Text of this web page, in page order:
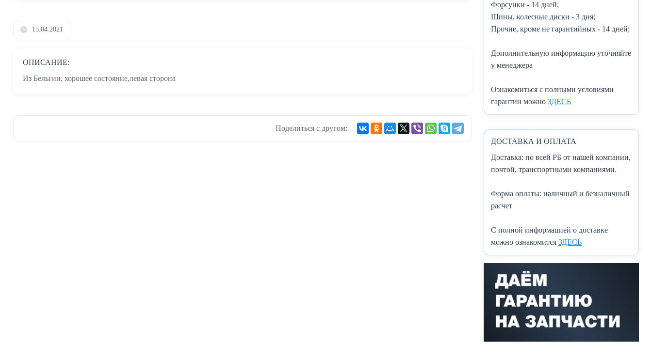
15.04.2021
ОПИСАНИЕ:
Из Бельгии, хорошее состояние,левая сторона
Поделиться с другом:
Форсунки - 14 дней;
Шины, колесные диски - 3 дня;
Прочие, кроме не гарантийных - 14 дней;
Дополнительную информацию уточняйте
у менеджера
Ознакомиться с полными условиями
гарантии можно ЗДЕСЬ
ДОСТАВКА И ОПЛАТА
Доставка: по всей РБ от нашей компании,
почтой, транспортными компаниями.
Форма оплаты: наличный и безналичный
расчет
C полной информацией о доставке
можно ознакомится ЗДЕСЬ